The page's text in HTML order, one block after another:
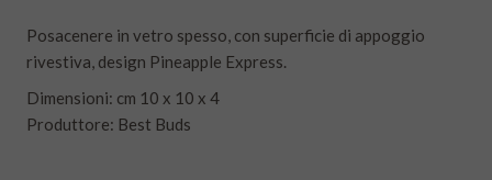
Posacenere in vetro spesso, con superficie di appoggio
rivestiva, design Pineapple Express.
Dimensioni: cm 10 x 10 x 4
Produttore: Best Buds